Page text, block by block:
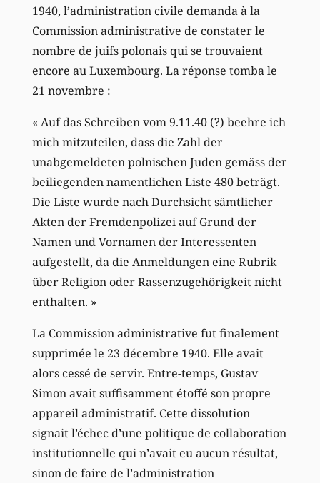
1940, l’administration civile demanda à la
Commission administrative de constater le
nombre de juifs polonais qui se trouvaient
encore au Luxembourg. La réponse tomba le
21 novembre :
« Auf das Schreiben vom 9.11.40 (?) beehre ich
mich mitzuteilen, dass die Zahl der
unabgemeldeten polnischen Juden gemäss der
beiliegenden namentlichen Liste 480 beträgt.
Die Liste wurde nach Durchsicht sämtlicher
Akten der Fremdenpolizei auf Grund der
Namen und Vornamen der Interessenten
aufgestellt, da die Anmeldungen eine Rubrik
über Religion oder Rassenzugehörigkeit nicht
enthalten. »
La Commission administrative fut finalement
supprimée le 23 décembre 1940. Elle avait
alors cessé de servir. Entre-temps, Gustav
Simon avait suffisamment étoffé son propre
appareil administratif. Cette dissolution
signait l’échec d’une politique de collaboration
institutionnelle qui n’avait eu aucun résultat,
sinon de faire de l’administration